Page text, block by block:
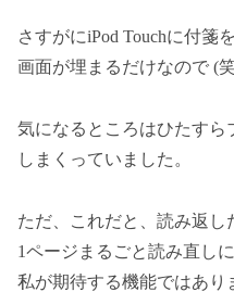
さすがにiPod Touchに付箋
画面が埋まるだけなので (
気になるところはひたすら
しまくっていました。
ただ、これだと、読み返し
1ページまるごと読み直しに
私が期待する機能ではあり